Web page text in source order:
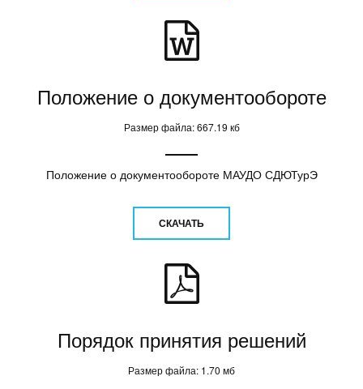
Положение о документообороте
Размер файла: 667.19 кб
Положение о документообороте МАУДО СДЮТурЭ
СКАЧАТЬ
Порядок принятия решений
Размер файла: 1.70 мб